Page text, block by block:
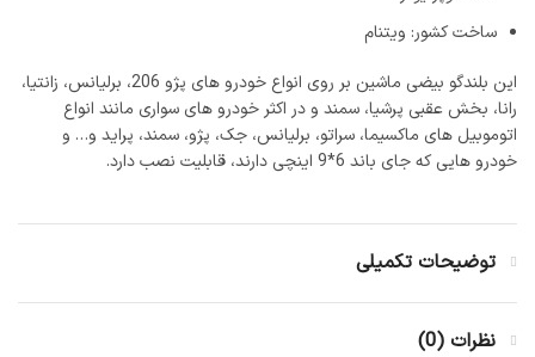
ساخت کشور: ویتنام
این بلندگو بیضی ماشین بر روی انواع خودرو های پژو 206، برلیانس، زانتیا،
رانا، بخش عقبی پرشیا، سمند و در اکثر خودرو های سواری مانند انواع
اتوموبیل های ماکسیما، سراتو، برلیانس، جک، پژو، سمند، پراید و… و
خودرو هایی که جای باند 6*9 اینچی دارند، قابلیت نصب دارد.
توضیحات تکمیلی
نظرات (0)